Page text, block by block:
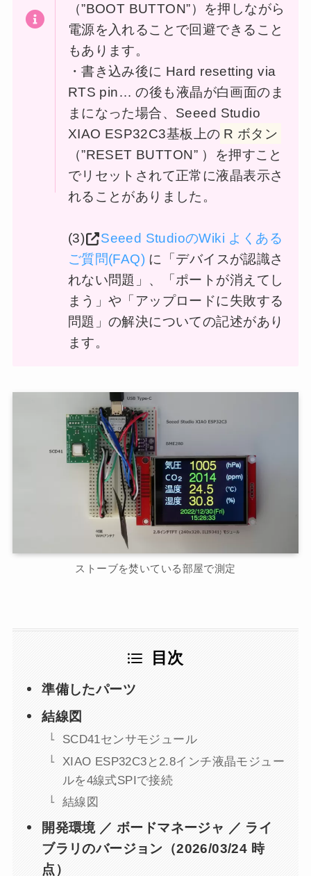
（”BOOT BUTTON”）を押しながら
電源を入れることで回避できること
もあります。
・書き込み後に Hard resetting via
RTS pin… の後も液晶が白画面のま
まになった場合、Seeed Studio
XIAO ESP32C3基板上の R ボタン
（”RESET BUTTON” ）を押すこと
でリセットされて正常に液晶表示さ
れることがありました。
(3)
Seeed StudioのWiki よくある
ご質問(FAQ) に「デバイスが認識さ
れない問題」、「ポートが消えてし
まう」や「アップロードに失敗する
問題」の解決についての記述があり
ます。
ストーブを焚いている部屋で測定
目次
準備したパーツ
結線図
SCD41センサモジュール
XIAO ESP32C3と2.8インチ液晶モジュー
ルを4線式SPIで接続
結線図
開発環境 ／ ボードマネージャ ／ ライ
ブラリのバージョン（2026/03/24 時
点）